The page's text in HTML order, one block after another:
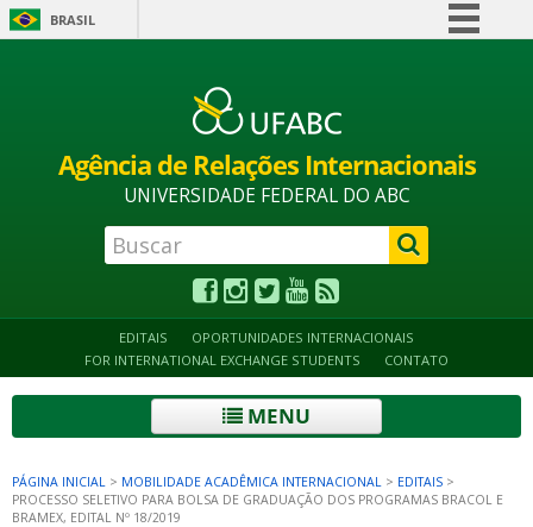
BRASIL
Acesso à informação
Canais
Agência de Relações Internacionais
UNIVERSIDADE FEDERAL DO ABC
EDITAIS
OPORTUNIDADES INTERNACIONAIS
FOR INTERNATIONAL EXCHANGE STUDENTS
CONTATO
MENU
PÁGINA INICIAL > MOBILIDADE ACADÊMICA INTERNACIONAL > EDITAIS >
PROCESSO SELETIVO PARA BOLSA DE GRADUAÇÃO DOS PROGRAMAS BRACOL E
BRAMEX, EDITAL Nº 18/2019